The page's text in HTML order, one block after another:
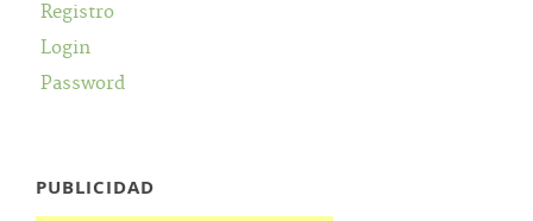
Registro
Login
Password
PUBLICIDAD